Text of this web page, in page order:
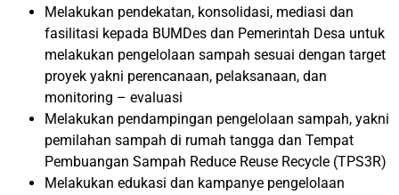
Melakukan pendekatan, konsolidasi, mediasi dan
fasilitasi kepada BUMDes dan Pemerintah Desa untuk
melakukan pengelolaan sampah sesuai dengan target
proyek yakni perencanaan, pelaksanaan, dan
monitoring – evaluasi
Melakukan pendampingan pengelolaan sampah, yakni
pemilahan sampah di rumah tangga dan Tempat
Pembuangan Sampah Reduce Reuse Recycle (TPS3R)
Melakukan edukasi dan kampanye pengelolaan